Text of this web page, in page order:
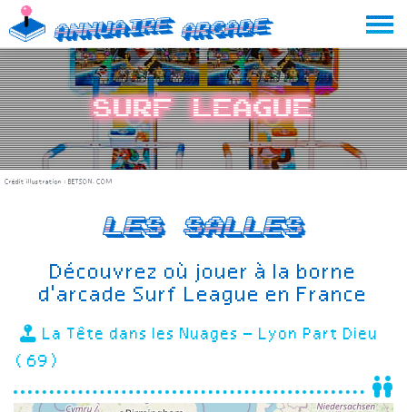
Skip
to
content
Annuaire Arcade
Crédit illustration : BETSON.COM
Surf League
Les salles
Découvrez où jouer à la borne
d'arcade Surf League en France
La Tête dans les Nuages – Lyon Part Dieu
(69)